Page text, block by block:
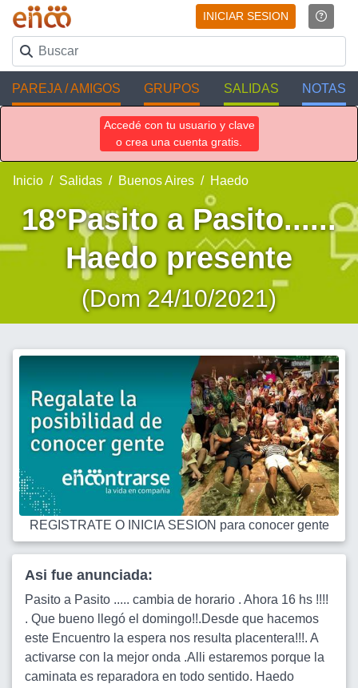
INICIAR SESION
PAREJA / AMIGOS GRUPOS SALIDAS NOTAS
Accedé con tu usuario y clave
o crea una cuenta gratis.
Inicio Salidas Buenos Aires Haedo
18°Pasito a Pasito......
Haedo presente
(Dom 24/10/2021)
REGISTRATE O INICIA SESION para conocer gente
Asi fue anunciada:
Pasito a Pasito ..... cambia de horario . Ahora 16 hs !!!!
. Que bueno llegó el domingo!!.Desde que hacemos
este Encuentro la espera nos resulta placentera!!!. A
activarse con la mejor onda .Alli estaremos porque la
caminata es reparadora en todo sentido. Haedo